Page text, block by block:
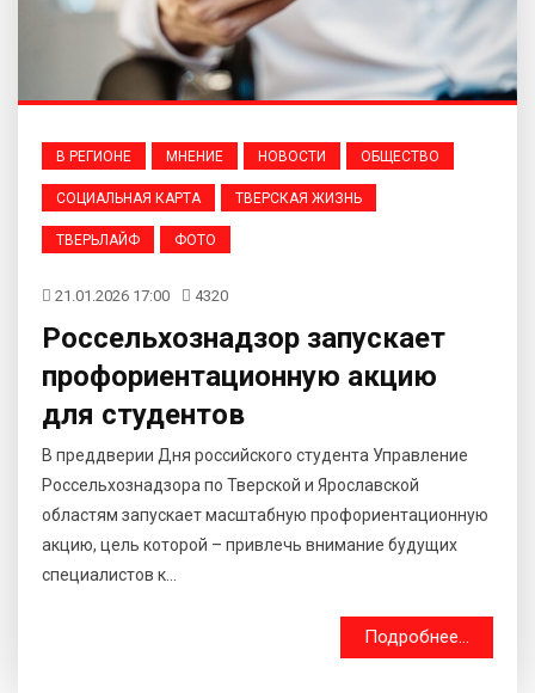
В РЕГИОНЕ МНЕНИЕ НОВОСТИ ОБЩЕСТВО
СОЦИАЛЬНАЯ КАРТА ТВЕРСКАЯ ЖИЗНЬ
ТВЕРЬЛАЙФ ФОТО
21.01.2026 17:00 4320
Россельхознадзор запускает
профориентационную акцию
для студентов
В преддверии Дня российского студента Управление
Россельхознадзора по Тверской и Ярославской
областям запускает масштабную профориентационную
акцию, цель которой – привлечь внимание будущих
специалистов к...
Подробнее...